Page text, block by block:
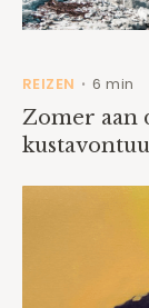
REIZEN •6 min
Zomer aan